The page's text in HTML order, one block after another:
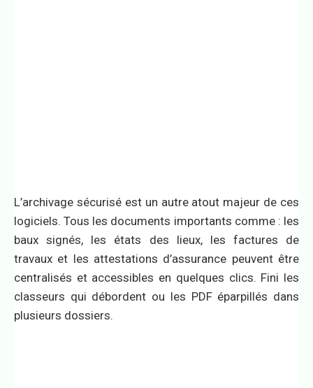
L’archivage sécurisé est un autre atout majeur de ces
logiciels. Tous les documents importants comme : les
baux signés, les états des lieux, les factures de
travaux et les attestations d’assurance peuvent être
centralisés et accessibles en quelques clics. Fini les
classeurs qui débordent ou les PDF éparpillés dans
plusieurs dossiers.